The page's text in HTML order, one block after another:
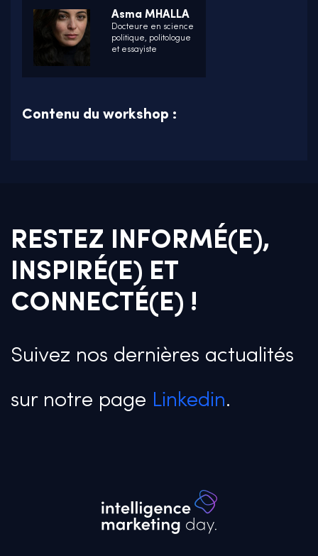
Asma MHALLA
Docteure en science
politique, politologue
et essayiste
Contenu du workshop :
RESTEZ INFORMÉ(E),
INSPIRÉ(E) ET
CONNECTÉ(E) !
Suivez nos dernières actualités
sur notre page Linkedin.